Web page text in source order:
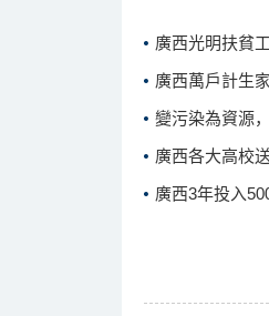
廣西光明扶貧
廣西萬戶計生
變污染為資源
廣西各大高校
廣西3年投入